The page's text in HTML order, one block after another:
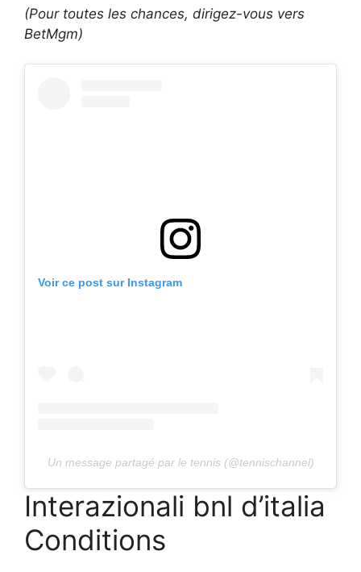
(Pour toutes les chances, dirigez-vous vers
BetMgm)
Voir ce post sur Instagram
Un message partagé par le tennis (@tennischannel)
Interazionali bnl d’italia
Conditions